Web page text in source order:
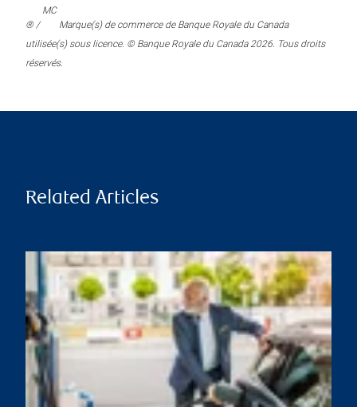
® /
MC
Marque(s) de commerce de Banque Royale du Canada
utilisée(s) sous licence. © Banque Royale du Canada 2026. Tous droits
réservés.
Related Articles